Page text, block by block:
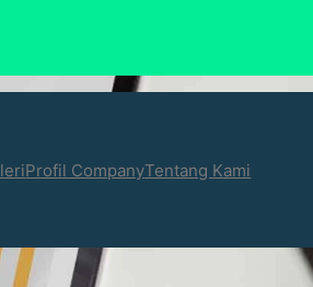
Profil CompanyTentang Kami